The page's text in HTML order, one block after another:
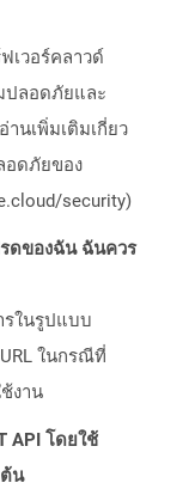
เวอร์คลาวด์
ปลอดภัยและ
นเพิ่มเติมเกี่ยว
อดภัยของ
security)
ดของฉัน ฉันควร
รในรูปแบบ
ในกรณีที่
งาน
API โดยใช้
น